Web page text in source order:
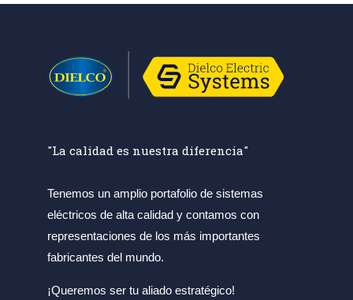
"La calidad es nuestra diferencia"
Tenemos un amplio portafolio de sistemas
eléctricos de alta calidad y contamos con
representaciones de los más importantes
fabricantes del mundo.
¡Queremos ser tu aliado estratégico!